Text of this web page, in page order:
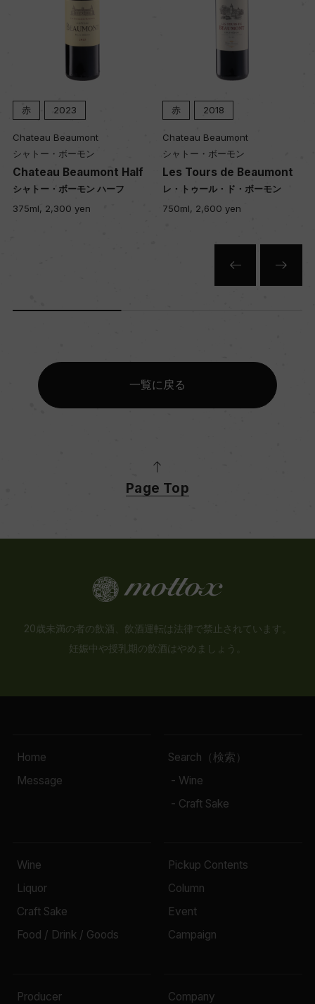
赤 2023
Chateau Beaumont
シャトー・ボーモン
Chateau Beaumont Half
シャトー・ボーモン ハーフ
375ml, 2,300 yen
赤 2018
Chateau Beaumont
シャトー・ボーモン
Les Tours de Beaumont
レ・トゥール・ド・ボーモン
750ml, 2,600 yen
一覧に戻る
Page Top
20歳未満の者の飲酒、飲酒運転は法律で禁止されています。
妊娠中や授乳期の飲酒はやめましょう。
Home
Message
Search（検索）
- Wine
- Craft Sake
Wine
Liquor
Craft Sake
Food / Drink / Goods
Pickup Contents
Column
Event
Campaign
Producer Company